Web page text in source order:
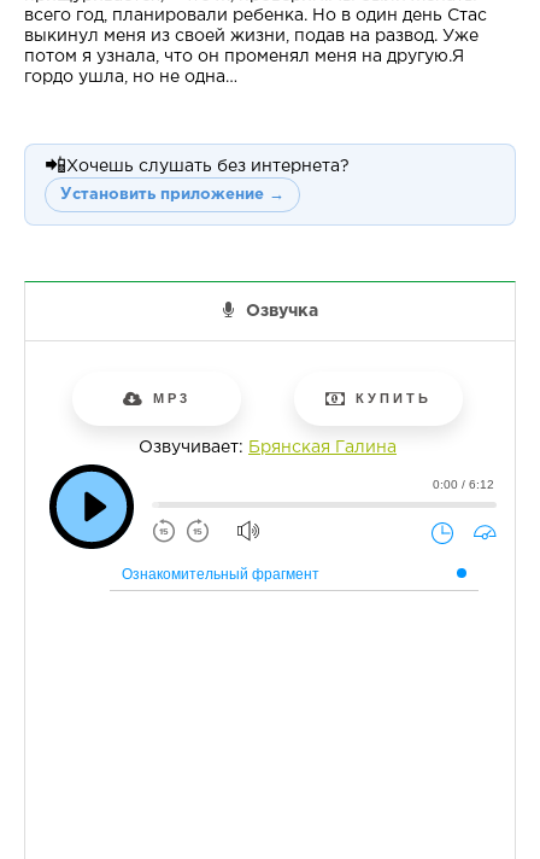
всего год, планировали ребенка. Но в один день Стас
выкинул меня из своей жизни, подав на развод. Уже
потом я узнала, что он променял меня на другую.Я
гордо ушла, но не одна…
📲 Хочешь слушать без интернета?
Установить приложение →
Озвучка
MP3 КУПИТЬ
Озвучивает: Брянская Галина
0:00 / 6:12
Ознакомительный фрагмент